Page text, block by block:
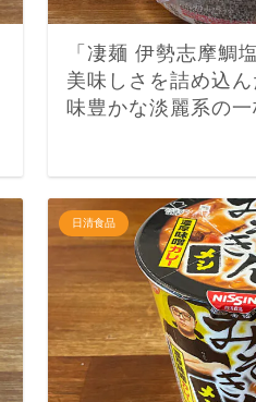
「凄麺 伊勢志摩鯛
美味しさを詰め込
味豊かな淡麗系の一
日清食品